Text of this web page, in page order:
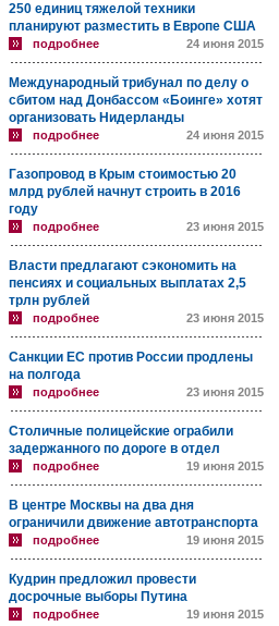
250 единиц тяжелой техники
планируют разместить в Европе США
подробнее 24 июня 2015
Международный трибунал по делу о
сбитом над Донбассом «Боинге» хотят
организовать Нидерланды
подробнее 24 июня 2015
Газопровод в Крым стоимостью 20
млрд рублей начнут строить в 2016
году
подробнее 23 июня 2015
Власти предлагают сэкономить на
пенсиях и социальных выплатах 2,5
трлн рублей
подробнее 23 июня 2015
Санкции ЕС против России продлены
на полгода
подробнее 23 июня 2015
Столичные полицейские ограбили
задержанного по дороге в отдел
подробнее 19 июня 2015
В центре Москвы на два дня
ограничили движение автотранспорта
подробнее 19 июня 2015
Кудрин предложил провести
досрочные выборы Путина
подробнее 19 июня 2015